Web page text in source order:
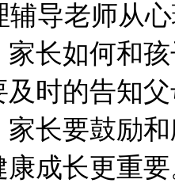
辅导老师从
长如何和
时的告知
长要鼓励
成长更重